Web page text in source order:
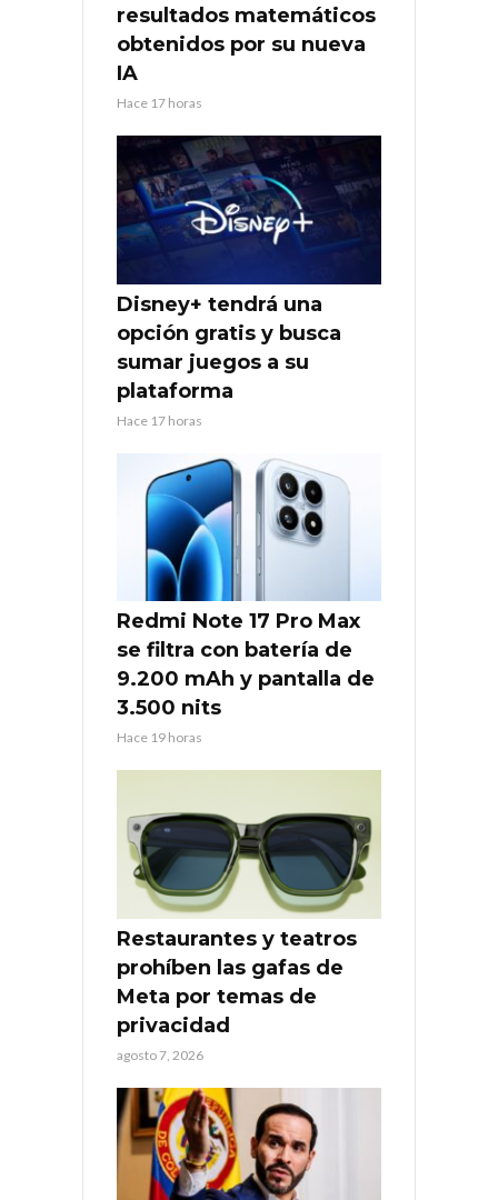
resultados matemáticos
obtenidos por su nueva
IA
Hace 17 horas
Disney+ tendrá una
opción gratis y busca
sumar juegos a su
plataforma
Hace 17 horas
Redmi Note 17 Pro Max
se filtra con batería de
9.200 mAh y pantalla de
3.500 nits
Hace 19 horas
Restaurantes y teatros
prohíben las gafas de
Meta por temas de
privacidad
agosto 7, 2026